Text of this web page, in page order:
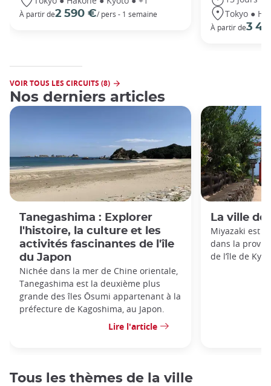
À partir de2 590 €/ pers - 1 semaine
Tokyo ●
À partir de3
VOIR TOUS LES CIRCUITS (8)
Nos derniers articles
Tanegashima : Explorer
l'histoire, la culture et les
activités fascinantes de l'île
du Japon
Nichée dans la mer de Chine orientale,
Tanegashima est la deuxième plus
grande des îles Ōsumi appartenant à la
préfecture de Kagoshima, au Japon.
Lire l'article
La ville de
Miyazaki est
dans la
de l’île de
Tous les thèmes de la ville